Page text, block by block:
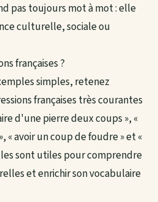
pas toujours mot à mot : elle
culturelle, sociale ou
françaises ?
simples, retenez
françaises très courantes
d'une pierre deux coups », «
avoir un coup de foudre » et «
sont utiles pour comprendre
et enrichir son vocabulaire